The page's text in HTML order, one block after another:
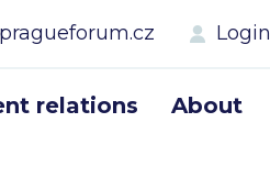
Login
relations About